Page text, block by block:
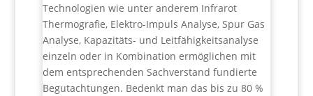
Technologien wie unter anderem Infrarot
Thermografie, Elektro-Impuls Analyse, Spur Gas
Analyse, Kapazitäts- und Leitfähigkeitsanalyse
einzeln oder in Kombination ermöglichen mit
dem entsprechenden Sachverstand fundierte
Begutachtungen. Bedenkt man das bis zu 80 %